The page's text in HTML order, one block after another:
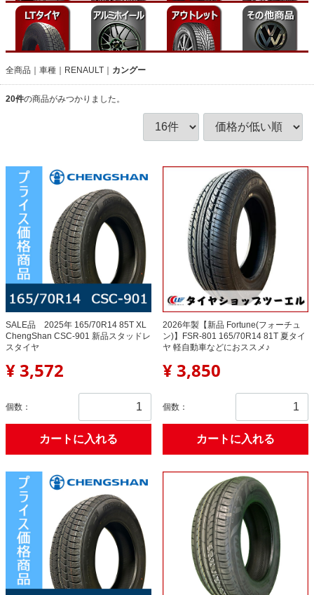
全商品 車種 RENAULT カングー
20件の商品がみつかりました。
SALE品 2025年 165/70R14 85T XL
ChengShan CSC-901 新品スタッドレ
スタイヤ
¥ 3,572
個数：
カートに入れる
2026年製【新品 Fortune(フォーチュ
ン)】FSR-801 165/70R14 81T 夏タイ
ヤ 軽自動車などにおススメ♪
¥ 3,850
個数：
カートに入れる